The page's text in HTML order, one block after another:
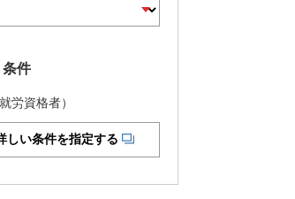
条件
労資格者）
しい条件を指定する